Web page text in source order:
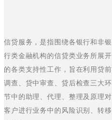
发展资讯
联系我们
信贷服务，是指围绕各银行和非银
行类金融机构的信贷类业务所展开
的各类支持性工作，旨在利用贷前
调查、贷中审查、贷后检查三大环
节中的助理、代理、整理及原理对
客户进行业务中的风险识别、转移